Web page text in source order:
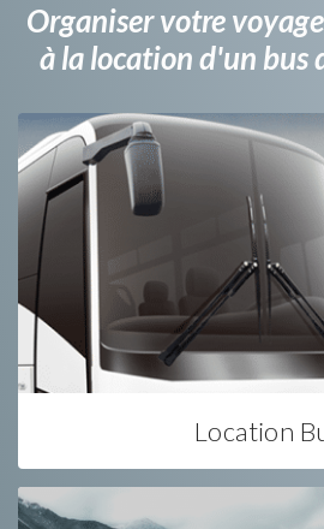
Organiser votre
à la location d'un bus
Location